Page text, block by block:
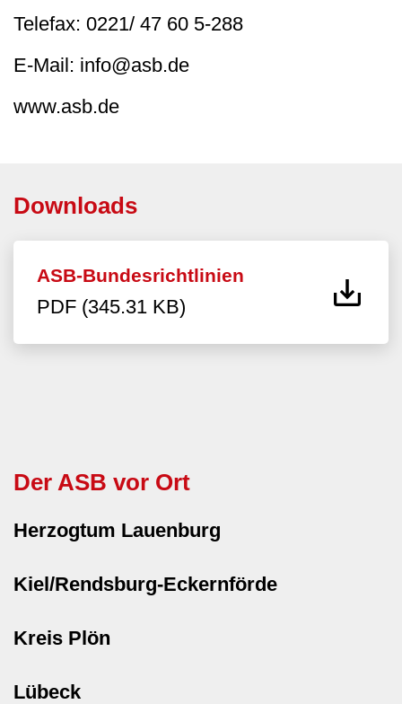
Telefax: 0221/ 47 60 5-288
E-Mail: info@asb.de
www.asb.de
Downloads
ASB-Bundesrichtlinien
PDF (345.31 KB)
Der ASB vor Ort
Herzogtum Lauenburg
Kiel/Rendsburg-Eckernförde
Kreis Plön
Lübeck